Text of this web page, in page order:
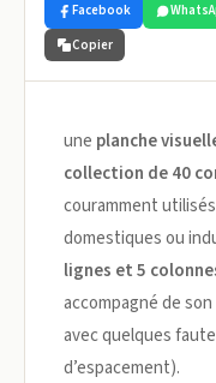
Facebook
Copier
une planche
collection de 40
couramment
domestiques ou
lignes et 5
accompagné de son
avec quelques
d’espacement).